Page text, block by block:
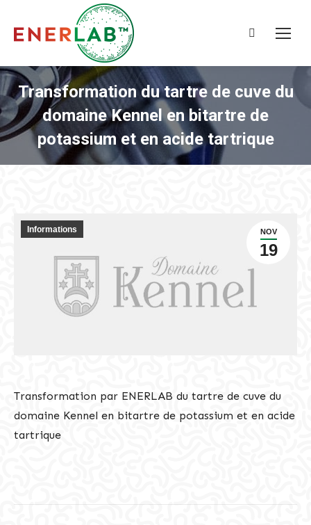
Recherche
Transformation du tartre de cuve du
domaine Kennel en bitartre de
potassium et en acide tartrique
NOV
19
Informations
Transformation par ENERLAB du tartre de cuve du
domaine Kennel en bitartre de potassium et en acide
tartrique